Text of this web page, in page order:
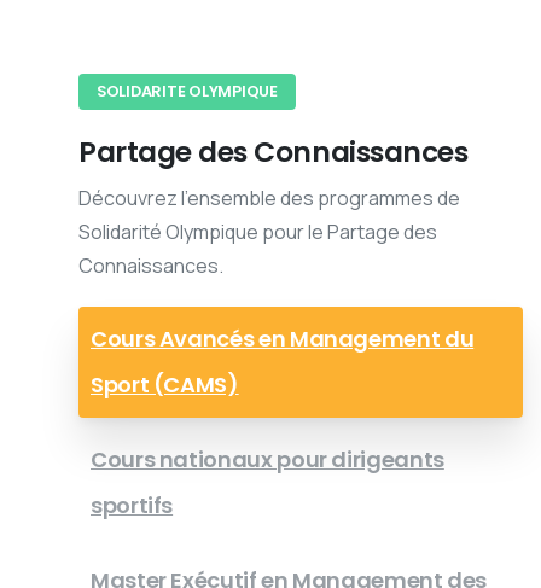
SOLIDARITE OLYMPIQUE
Partage des Connaissances
Découvrez l'ensemble des programmes de
Solidarité Olympique pour le Partage des
Connaissances.
Cours Avancés en Management du
Sport (CAMS)
Cours nationaux pour dirigeants
sportifs
Master Exécutif en Management des